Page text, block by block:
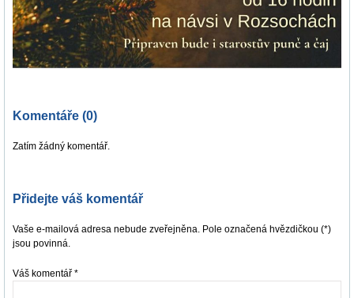
Komentáře (0)
Zatím žádný komentář.
Přidejte váš komentář
Vaše e-mailová adresa nebude zveřejněna. Pole označená hvězdičkou (*)
jsou povinná.
Váš komentář *